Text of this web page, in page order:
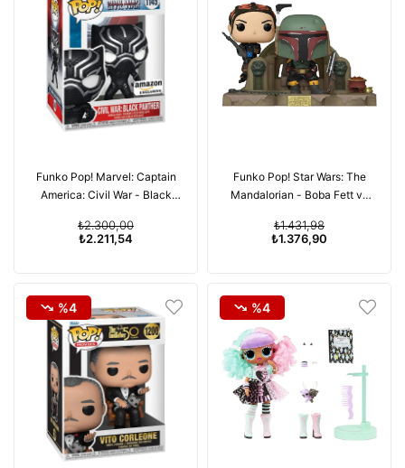
Funko Pop! Marvel: Captain
America: Civil War - Black
₺2.211,54
₺2.300,00
Funko Pop! Star Wars: The
Mandalorian - Boba Fett ve
Çizik Bulunuyor)
₺1.376,90
₺1.431,98
%4 %4